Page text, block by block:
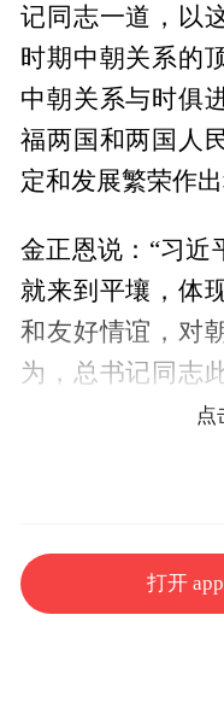
记同志一道，以
时期中朝关系的
中朝关系与时俱
福两国和两国人
定和发展繁荣作出
金正恩说：“习近
就来到平壤，体
和友好情谊，对
为，总书记同志
国始终站在自主
总监制丨申勇
点
打开